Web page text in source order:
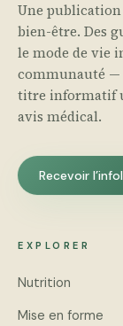
Une publication
bien-être. Des
le mode de vie
communauté —
titre informatif
avis médical.
Recevoir
EXPLORER
Nutrition
Mise en forme